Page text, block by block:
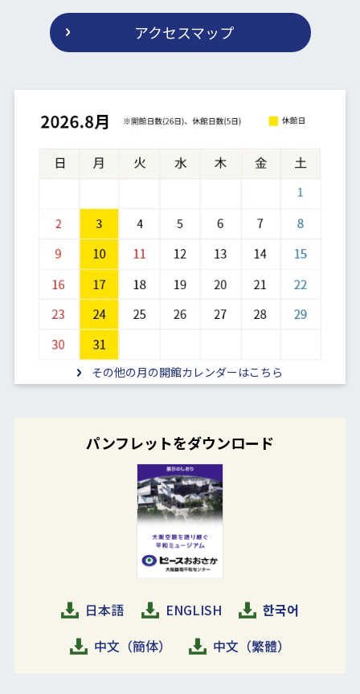
その他の月の開館カレンダーはこちら
アクセスマップ
パンフレットをダウンロード
日本語 ENGLISH
한국어
中文（簡体）
中文（繁體）